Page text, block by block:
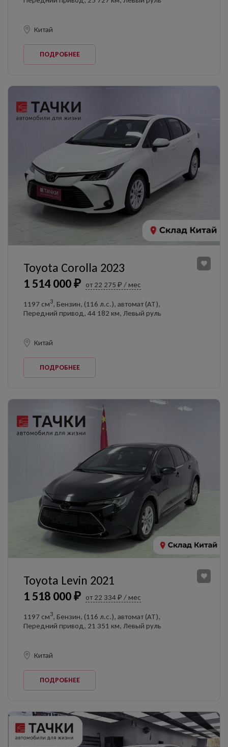
Китай
ПОДРОБНЕЕ
1 514 000 ₽ от 22 275 ₽ / мес
Toyota Corolla 2023
1197 см3, Бензин, (116 л.с.), автомат (AT),
Передний привод, 44 182 км, Левый руль
Китай
ПОДРОБНЕЕ
1 518 000 ₽ от 22 334 ₽ / мес
Toyota Levin 2021
1197 см3, Бензин, (116 л.с.), автомат (AT),
Передний привод, 21 351 км, Левый руль
Китай
ПОДРОБНЕЕ